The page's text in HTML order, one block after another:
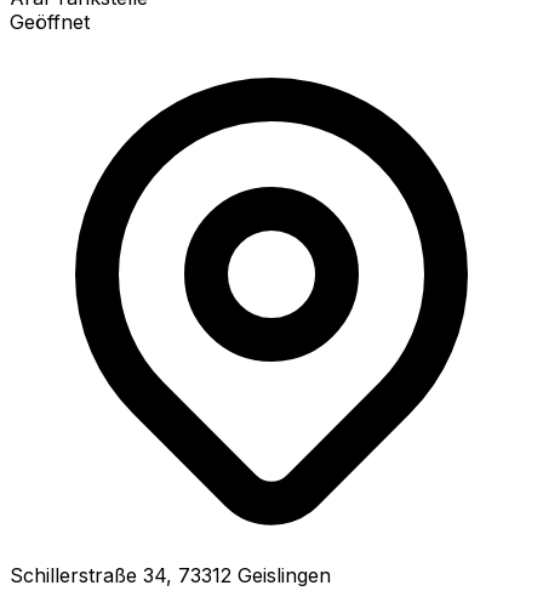
Geöffnet
Schillerstraße 34, 73312 Geislingen